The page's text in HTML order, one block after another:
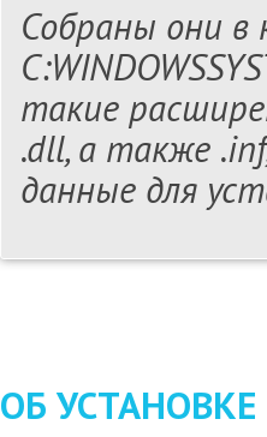
Собраны они в
такие
.dll, а также
данные для
ОБ УСТАНОВКЕ